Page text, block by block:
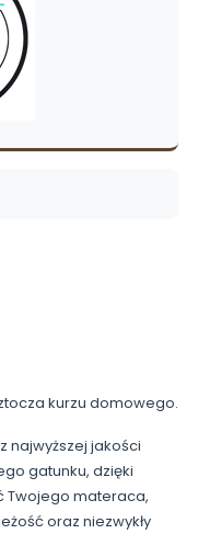
kurzu domowego.
najwyższej jakości
gatunku, dzięki
Twojego materaca,
oraz niezwykły